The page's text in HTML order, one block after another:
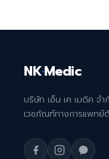
NK·Medic
บริษัท เอ็น เค เมดิค จำ
เวชภัณฑ์ทางการแพทย์